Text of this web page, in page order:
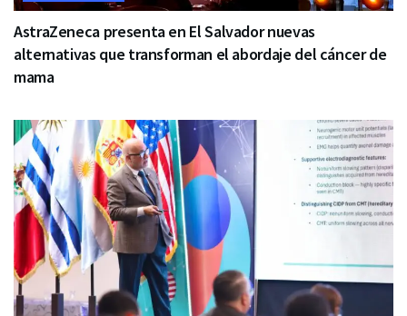
AstraZeneca presenta en El Salvador nuevas
alternativas que transforman el abordaje del cáncer de
mama